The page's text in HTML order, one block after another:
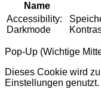
Name
Accessibility:
Darkmode
Pop-Up (Wichtige
Dieses Cookie wird
Einstellungen genutzt.